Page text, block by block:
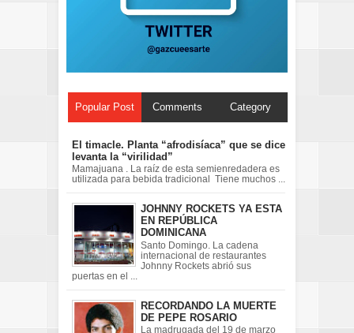
Popular Post Comments Category
El timacle. Planta “afrodisíaca” que se dice
levanta la “virilidad”
Mamajuana . La raíz de esta semienredadera es
utilizada para bebida tradicional Tiene muchos ...
JOHNNY ROCKETS YA ESTA
EN REPÚBLICA
DOMINICANA
Santo Domingo. La cadena
internacional de restaurantes
Johnny Rockets abrió sus
puertas en el ...
RECORDANDO LA MUERTE
DE PEPE ROSARIO
La madrugada del 19 de marzo